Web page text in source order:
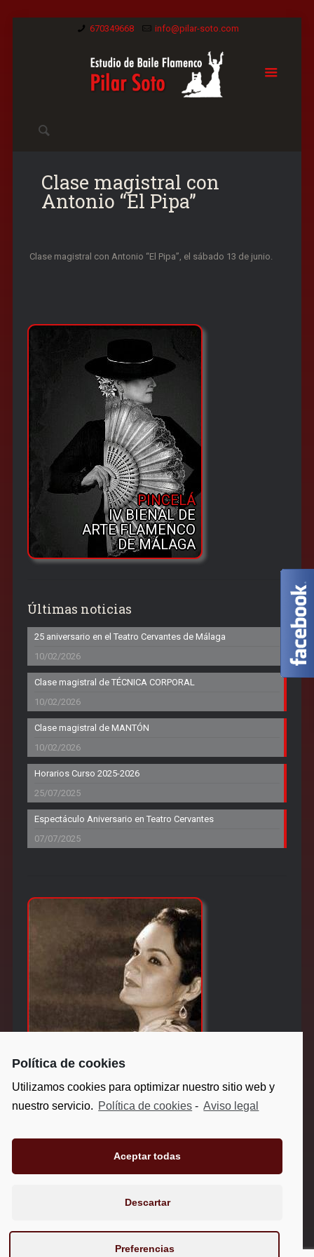
670349668 info@pilar-soto.com
Clase magistral con
Antonio “El Pipa”
Clase magistral con Antonio “El Pipa”, el sábado 13 de junio.
PINCELÁ
IV BIENAL DE
ARTE FLAMENCO
DE MÁLAGA
Últimas noticias
25 aniversario en el Teatro Cervantes de Málaga
10/02/2026
Clase magistral de TÉCNICA CORPORAL
10/02/2026
Clase magistral de MANTÓN
10/02/2026
Horarios Curso 2025-2026
25/07/2025
Espectáculo Aniversario en Teatro Cervantes
07/07/2025
CURSOS ESPECIALES
CON MOTIVO DE LA
Política de privacidad
Estudio de Baile Flamenco Pilar Soto
Política de cookies
Utilizamos cookies para optimizar nuestro sitio web y
nuestro servicio. Política de cookies - Aviso legal
Aceptar todas
Descartar
Preferencias